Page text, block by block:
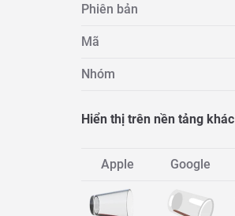
Phiên bản
Mã
Nhóm
Hiển thị trên nền tảng khác
Apple Google